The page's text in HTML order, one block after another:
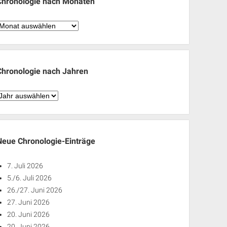
Chronologie
nach Jahren
Chronologie-Einträge
7. Juli 2026
5./6. Juli 2026
26./27. Juni 2026
27. Juni 2026
20. Juni 2026